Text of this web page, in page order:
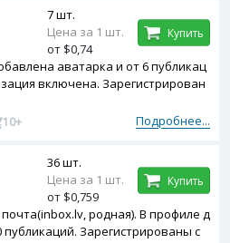
аватарка и от 6 публикац
включена. Зарегистрирован
Подробнее...
10+
7 шт.
Цена за 1 шт.
от $0,74
Купить
родная). В профиле д
Зарегистрированы с
36 шт.
Цена за 1 шт.
от $0,759
Купить